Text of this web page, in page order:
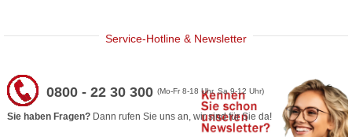
Service-Hotline & Newsletter
0800 - 22 30 300(Mo-Fr 8-18 Uhr, Sa 9-12 Uhr)
Sie haben Fragen? Dann rufen Sie uns an, wir sind für Sie da!